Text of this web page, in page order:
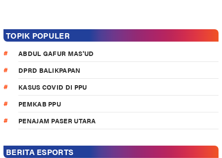
TOPIK POPULER
ABDUL GAFUR MAS'UD
DPRD BALIKPAPAN
KASUS COVID DI PPU
PEMKAB PPU
PENAJAM PASER UTARA
BERITA ESPORTS